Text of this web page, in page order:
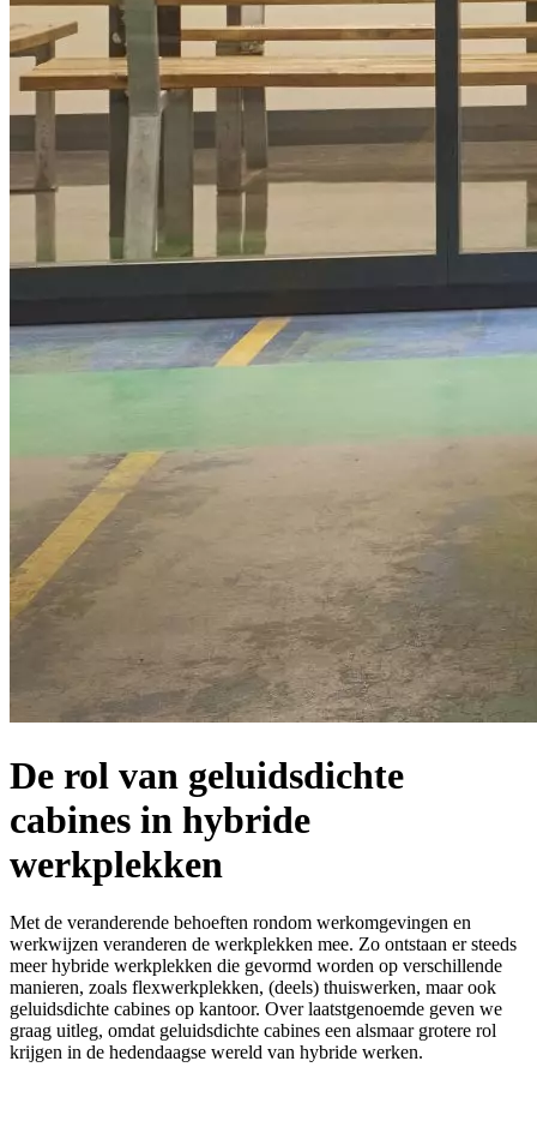
De rol van geluidsdichte
cabines in hybride
werkplekken
Met de veranderende behoeften rondom werkomgevingen en
werkwijzen veranderen de werkplekken mee. Zo ontstaan er steeds
meer hybride werkplekken die gevormd worden op verschillende
manieren, zoals flexwerkplekken, (deels) thuiswerken, maar ook
geluidsdichte cabines op kantoor. Over laatstgenoemde geven we
graag uitleg, omdat geluidsdichte cabines een alsmaar grotere rol
krijgen in de hedendaagse wereld van hybride werken.